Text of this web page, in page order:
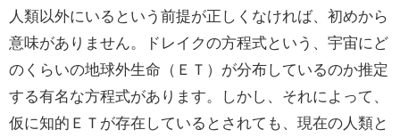
人類以外にいるという前提が正しくなければ、初めから
意味がありません。ドレイクの方程式という、宇宙にど
のくらいの地球外生命（ＥＴ）が分布しているのか推定
する有名な方程式があります。しかし、それによって、
仮に知的ＥＴが存在しているとされても、現在の人類と